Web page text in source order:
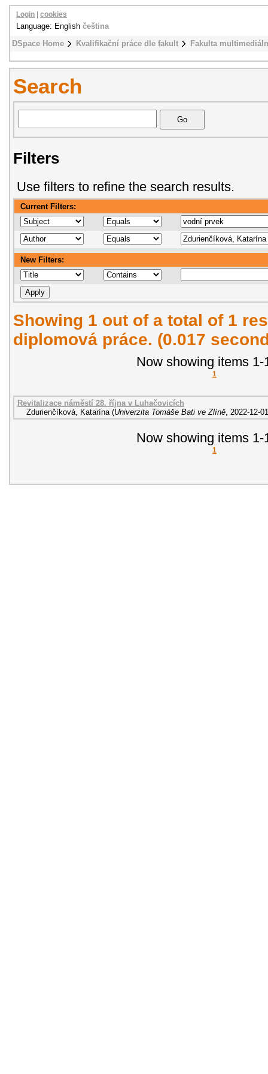
DSpace Home Kvalifikační práce dle fakult Fakulta
Login cookies
Language: English čeština
Search
Filters
Use filters to refine the search results.
Current Filters:
New Filters:
Showing 1 out of a total of 1
diplomová práce. (0.017
Now showing items 1-
1
Revitalizace náměstí 28. října v Luhačovicích
Zdurienčíková, Katarína (Univerzita Tomáše Bati ve Zlíně, 2022-12-01
Now showing items 1-
1